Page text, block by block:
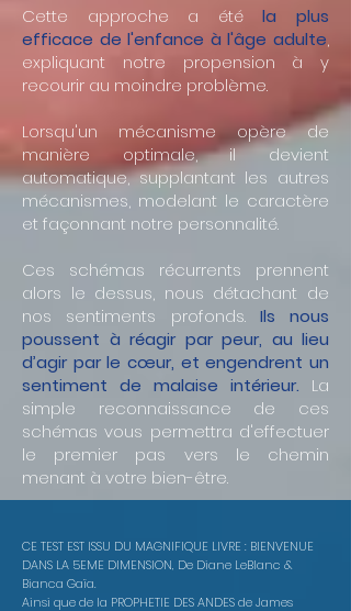
Cette approche a étéla plus
efficace de l'enfance à l'âge adulte,
expliquant notre propension à y
recourir au moindre problème.
Lorsqu'un mécanisme opère de
manière optimale, il devient
automatique, supplantant les autres
mécanismes, modelant le caractère
et façonnant notre personnalité.
Ces schémas récurrents prennent
alors le dessus, nous détachant de
nos sentiments profonds. Ils nous
poussent à réagir par peur, au lieu
d’agir par le cœur, et engendrent un
sentiment de malaise intérieur. La
simple reconnaissance de ces
schémas vous permettra d'effectuer
le premier pas vers le chemin
menant à votre bien-être.
CE TEST EST ISSU DU MAGNIFIQUE LIVRE : BIENVENUE
DANS LA 5EME DIMENSION, De Diane LeBlanc &
Bianca Gaïa.
Ainsi que de la PROPHETIE DES ANDES de James